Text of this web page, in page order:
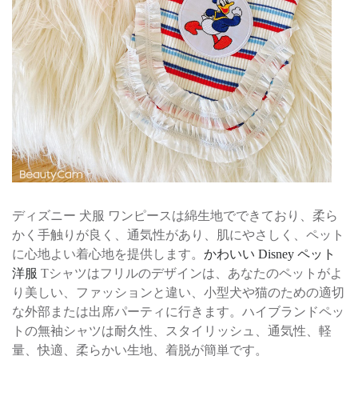
ディズニー 犬服 ワンピースは綿生地でできており、柔ら
かく手触りが良く、通気性があり、肌にやさしく、ペット
に心地よい着心地を提供します。 かわいい Disney ペット
洋服 Tシャツはフリルのデザインは、あなたのペットがよ
り美しい、ファッションと違い、小型犬や猫のための適切
な外部または出席パーティに行きます。ハイブランドペッ
トの無袖シャツは耐久性、スタイリッシュ、通気性、軽
量、快適、柔らかい生地、着脱が簡単です。